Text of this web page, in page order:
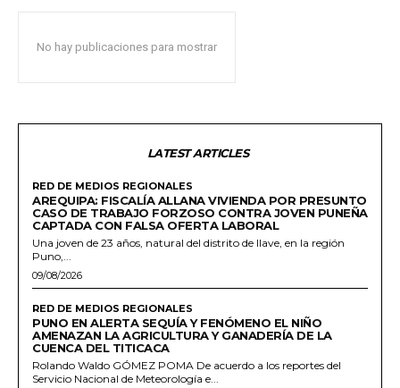
No hay publicaciones para mostrar
LATEST ARTICLES
RED DE MEDIOS REGIONALES
AREQUIPA: FISCALÍA ALLANA VIVIENDA POR PRESUNTO
CASO DE TRABAJO FORZOSO CONTRA JOVEN PUNEÑA
CAPTADA CON FALSA OFERTA LABORAL
Una joven de 23 años, natural del distrito de Ilave, en la región
Puno,...
09/08/2026
RED DE MEDIOS REGIONALES
PUNO EN ALERTA SEQUÍA Y FENÓMENO EL NIÑO
AMENAZAN LA AGRICULTURA Y GANADERÍA DE LA
CUENCA DEL TITICACA
Rolando Waldo GÓMEZ POMA De acuerdo a los reportes del
Servicio Nacional de Meteorología e...